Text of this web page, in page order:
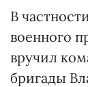
В
военного
вручил
бригады